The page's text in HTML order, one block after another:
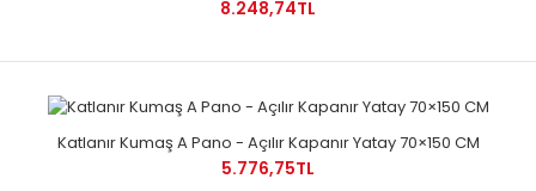
8.248,74TL
Katlanır Kumaş A Pano - Açılır Kapanır Yatay 70×150 CM
5.776,75TL